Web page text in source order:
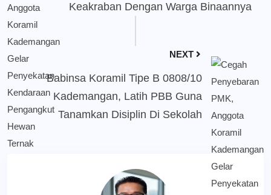
Keakraban Dengan Warga Binaannya
NEXT
Babinsa Koramil Tipe B 0808/10
Kademangan, Latih PBB Guna
Tanamkan Disiplin Di Sekolah